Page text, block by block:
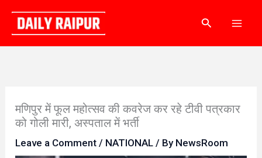
content
Search
मणिपुर में फूल महोत्सव की कवरेज कर रहे टीवी पत्रकार
को गोली मारी, अस्पताल में भर्ती
Leave a Comment / NATIONAL / By NewsRoom